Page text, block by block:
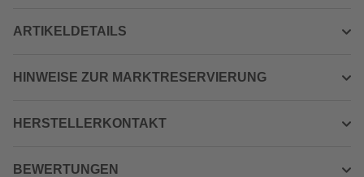
ARTIKELDETAILS
HINWEISE ZUR MARKTRESERVIERUNG
HERSTELLERKONTAKT
BEWERTUNGEN